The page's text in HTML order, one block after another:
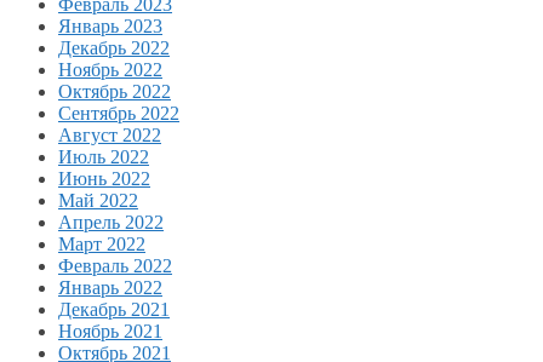
Февраль 2023
Январь 2023
Декабрь 2022
Ноябрь 2022
Октябрь 2022
Сентябрь 2022
Август 2022
Июль 2022
Июнь 2022
Май 2022
Апрель 2022
Март 2022
Февраль 2022
Январь 2022
Декабрь 2021
Ноябрь 2021
Октябрь 2021